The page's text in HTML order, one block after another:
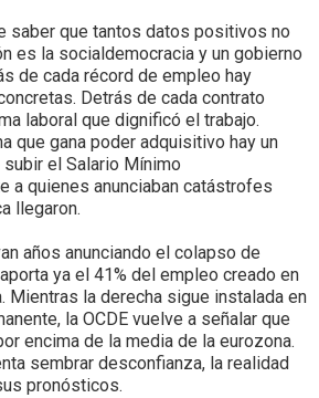
saber que tantos datos positivos no
es la socialdemocracia y un gobierno
de cada récord de empleo hay
Detrás de cada contrato
laboral que dignificó el trabajo.
que gana poder adquisitivo hay un
el Salario Mínimo
a quienes anunciaban catástrofes
llegaron.
años anunciando el colapso de
ya el 41% del empleo creado en
Mientras la derecha sigue instalada en
la OCDE vuelve a señalar que
encima de la media de la eurozona.
sembrar desconfianza, la realidad
pronósticos.